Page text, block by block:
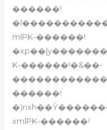
������!
mlPK-������!
K-������!�&��-
������!
xmlPK-������!